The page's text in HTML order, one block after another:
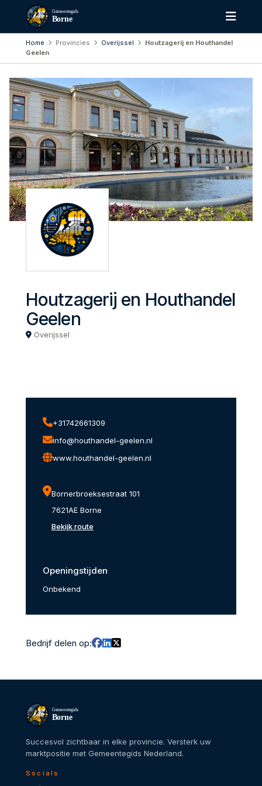
Gemeentegids
Borne
Home Provincies Overijssel
Houtzagerij en Houthandel
Geelen
Houtzagerij en Houthandel
Geelen
Overijssel
+31742661309
info@houthandel-geelen.nl
www.houthandel-geelen.nl
Bornerbroeksestraat 101
7621AE Borne
Bekijk route
Openingstijden
Onbekend
Bedrijf delen op:
Gemeentegids
Borne
Succesvol zichtbaar in elke provincie. Versterk uw
marktpositie met Gemeentegids Nederland.
Socials